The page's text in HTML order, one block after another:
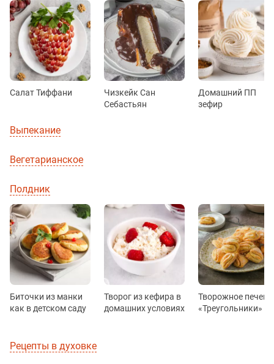
Салат Тиффани
Чизкейк Сан
Себастьян
Домашний ПП
зефир
Выпекание
Вегетарианское
Полдник
Биточки из манки
как в детском саду
Творог из кефира в
домашних условиях
Творожное
«Треугольники»
Рецепты в духовке